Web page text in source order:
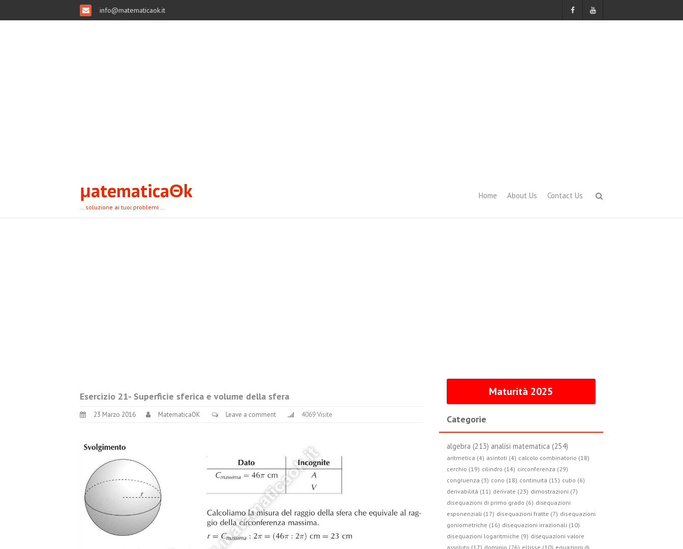
info@matematicaok.it
μatematicaΘk
… soluzione ai tuoi problemi …
Home About Us Contact Us
Esercizio 21- Superficie sferica e volume della sfera
23 Marzo 2016 MatematicaOK Leave a comment 4069 Visite
Maturità 2025
Categorie
algebra (213) analisi matematica (254)
aritmetica (4) asintoti (4) calcolo combinatorio (18)
cerchio (19) cilindro (14) circonferenza (29)
congruenza (3) cono (18) continuità (15) cubo (6)
derivabilità (11) derivate (23) dimostrazioni (7)
disequazioni di primo grado (6) disequazioni
esponenziali (17) disequazioni fratte (7) disequazioni
goniometriche (16) disequazioni irrazionali (10)
disequazioni logaritmiche (9) disequazioni valore
assoluto (17) dominio (26) ellisse (10) equazioni di